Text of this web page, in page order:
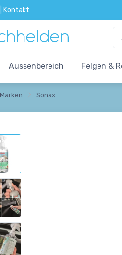
Kontakt
Aussenbereich Felgen &
Marken Sonax